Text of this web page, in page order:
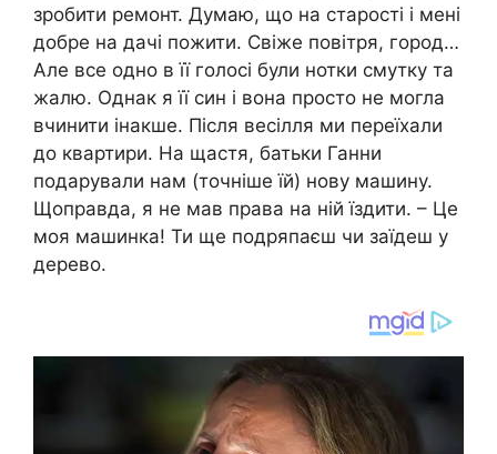
зробити ремонт. Думаю, що на старості і мені
добре на дачі пожити. Свіже повітря, город…
Але все одно в її голосі були нотки смутку та
жалю. Однак я її син і вона просто не могла
вчинити інакше. Після весілля ми переїхали
до квартири. На щастя, батьки Ганни
подарували нам (точніше їй) нову машину.
Щоправда, я не мав права на ній їздити. – Це
моя машинка! Ти ще подряпаєш чи заїдеш у
дерево.